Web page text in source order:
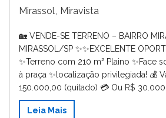
Mirassol, Miravista
🏡 VENDE-SE TERRENO – BAIRRO
MIRASSOL/SP ✨️✨️EXCELENTE
✨️Terreno com 210 m² Plaino ✨️Face
à praça ✨️localização privilegiada! 💰
150.000,00 (quitado) 💳 Ou R$
Leia Mais